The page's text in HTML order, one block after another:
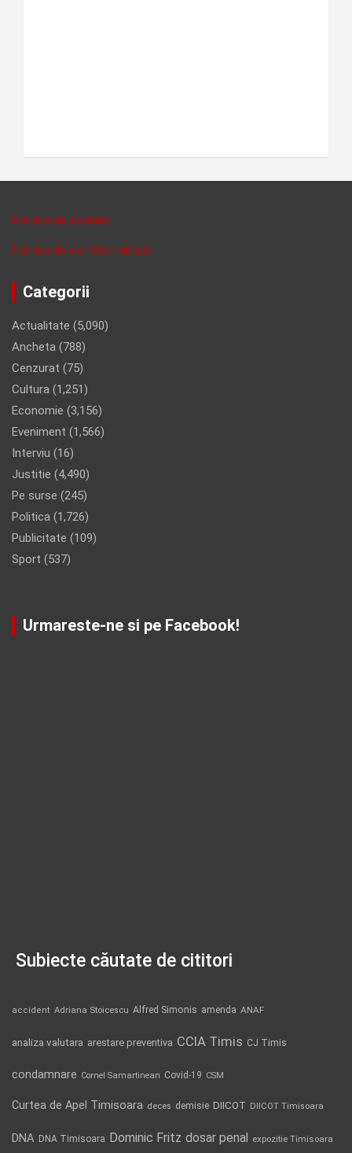
Politica de cookies
Politica de confidentalitate
Categorii
Actualitate (5,090)
Ancheta (788)
Cenzurat (75)
Cultura (1,251)
Economie (3,156)
Eveniment (1,566)
Interviu (16)
Justitie (4,490)
Pe surse (245)
Politica (1,726)
Publicitate (109)
Sport (537)
Urmareste-ne si pe Facebook!
Subiecte căutate de cititori
accident Adriana Stoicescu Alfred Simonis amenda ANAF
analiza valutara arestare preventiva CCIA Timis CJ Timis
condamnare Cornel Samartinean Covid-19 CSM
Curtea de Apel Timisoara deces demisie DIICOT DIICOT Timisoara
DNA DNA Timisoara Dominic Fritz dosar penal expozitie Timisoara